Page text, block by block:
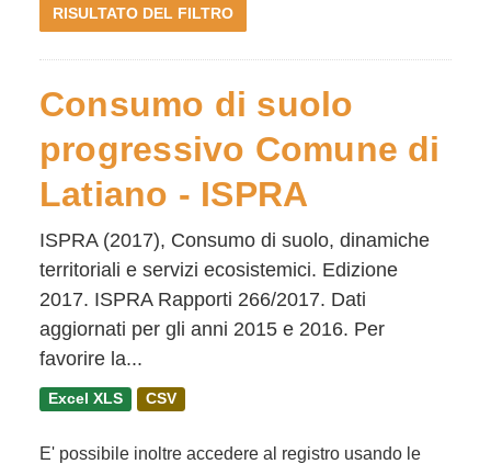
RISULTATO DEL FILTRO
Consumo di suolo
progressivo Comune di
Latiano - ISPRA
ISPRA (2017), Consumo di suolo, dinamiche
territoriali e servizi ecosistemici. Edizione
2017. ISPRA Rapporti 266/2017. Dati
aggiornati per gli anni 2015 e 2016. Per
favorire la...
Excel XLS CSV
E' possibile inoltre accedere al registro usando le